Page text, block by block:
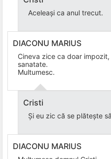
Aceleași ca anul trecut.
DIACONU MARIUS
Cineva zice ca doar
sanatate.
Multumesc.
Cristi
Și eu zic că se plătește
DIACONU MARIUS